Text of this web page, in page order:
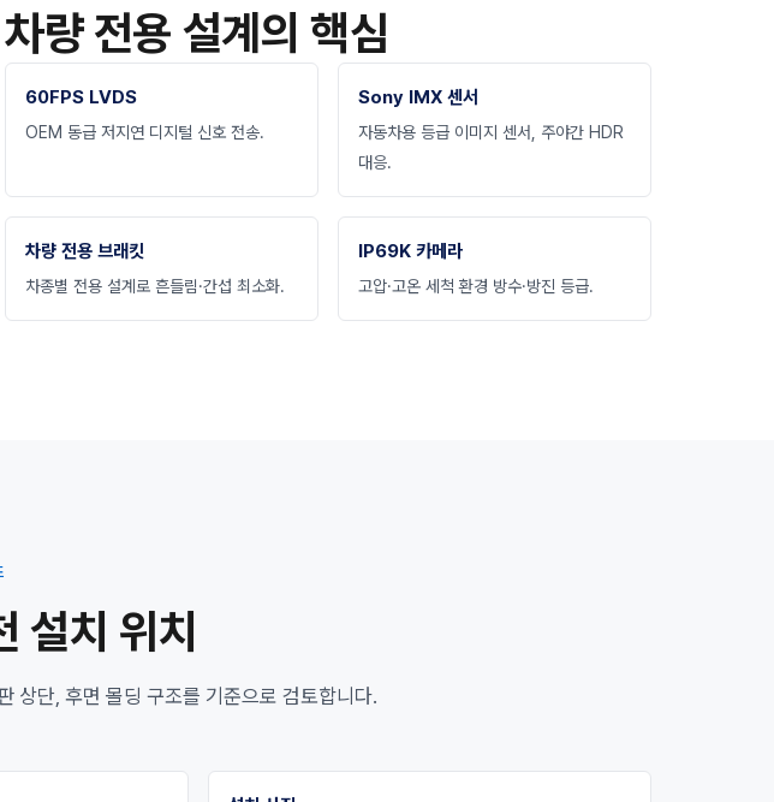
차량 전용 설계의 핵심
60FPS LVDS
OEM 동급 저지연 디지털 신호 전송.
Sony IMX 센서
자동차용 등급 이미지 센서, 주야간 HDR
대응.
차량 전용 브래킷
차종별 전용 설계로 흔들림·간섭 최소화.
IP69K 카메라
고압·고온 세척 환경 방수·방진 등급.
설치 위치
상단, 후면 몰딩 구조를 기준으로 검토합니다.